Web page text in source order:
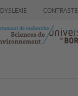
DYSLEXIE CONTRASTE